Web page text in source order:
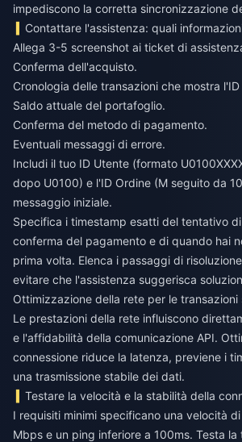
impediscono la corretta sincronizzazione
Contattare l'assistenza: quali
Allega 3-5 screenshot ai ticket di
Conferma dell'acquisto.
Cronologia delle transazioni che mostra
Saldo attuale del portafoglio.
Conferma del metodo di pagamento.
Eventuali messaggi di errore.
Includi il tuo ID Utente (formato
dopo U0100) e l'ID Ordine (M seguito da
messaggio iniziale.
Specifica i timestamp esatti del tentativo
conferma del pagamento e di quando hai
prima volta. Elenca i passaggi di
evitare che l'assistenza suggerisca
Ottimizzazione della rete per le transazioni
Le prestazioni della rete influiscono
e l'affidabilità della comunicazione API.
connessione riduce la latenza, previene i
una trasmissione stabile dei dati.
Testare la velocità e la stabilità della
I requisiti minimi specificano una velocità
Mbps e un ping inferiore a 100ms. Testa la